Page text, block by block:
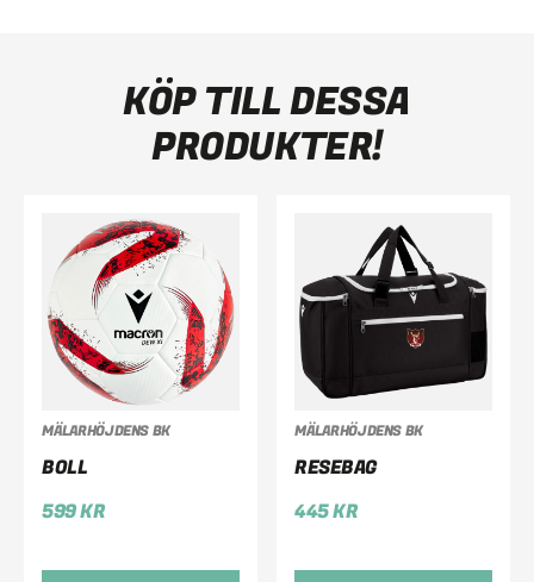
KÖP TILL DESSA
PRODUKTER!
MÄLARHÖJDENS BK
BOLL
599KR
MÄLARHÖJDENS BK
RESEBAG
445KR